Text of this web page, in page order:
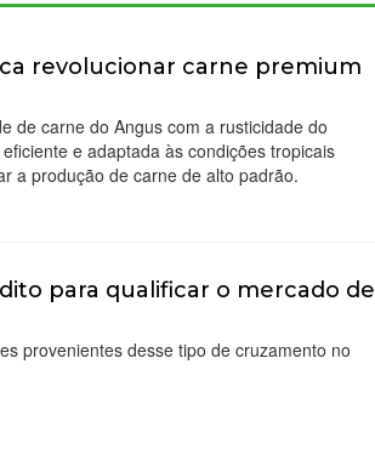
revolucionar carne premium
de carne do Angus com a rusticidade do
e adaptada às condições tropicais
a produção de carne de alto padrão.
para qualificar o mercado de
provenientes desse tipo de cruzamento no